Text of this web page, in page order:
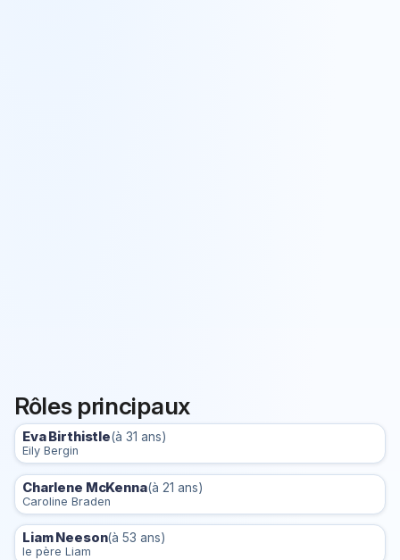
Rôles principaux
Eva Birthistle(à 31 ans)
Eily Bergin
Charlene McKenna(à 21 ans)
Caroline Braden
Liam Neeson(à 53 ans)
le père Liam